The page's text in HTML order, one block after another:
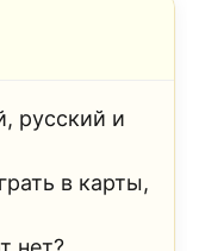
русский и
в карты,